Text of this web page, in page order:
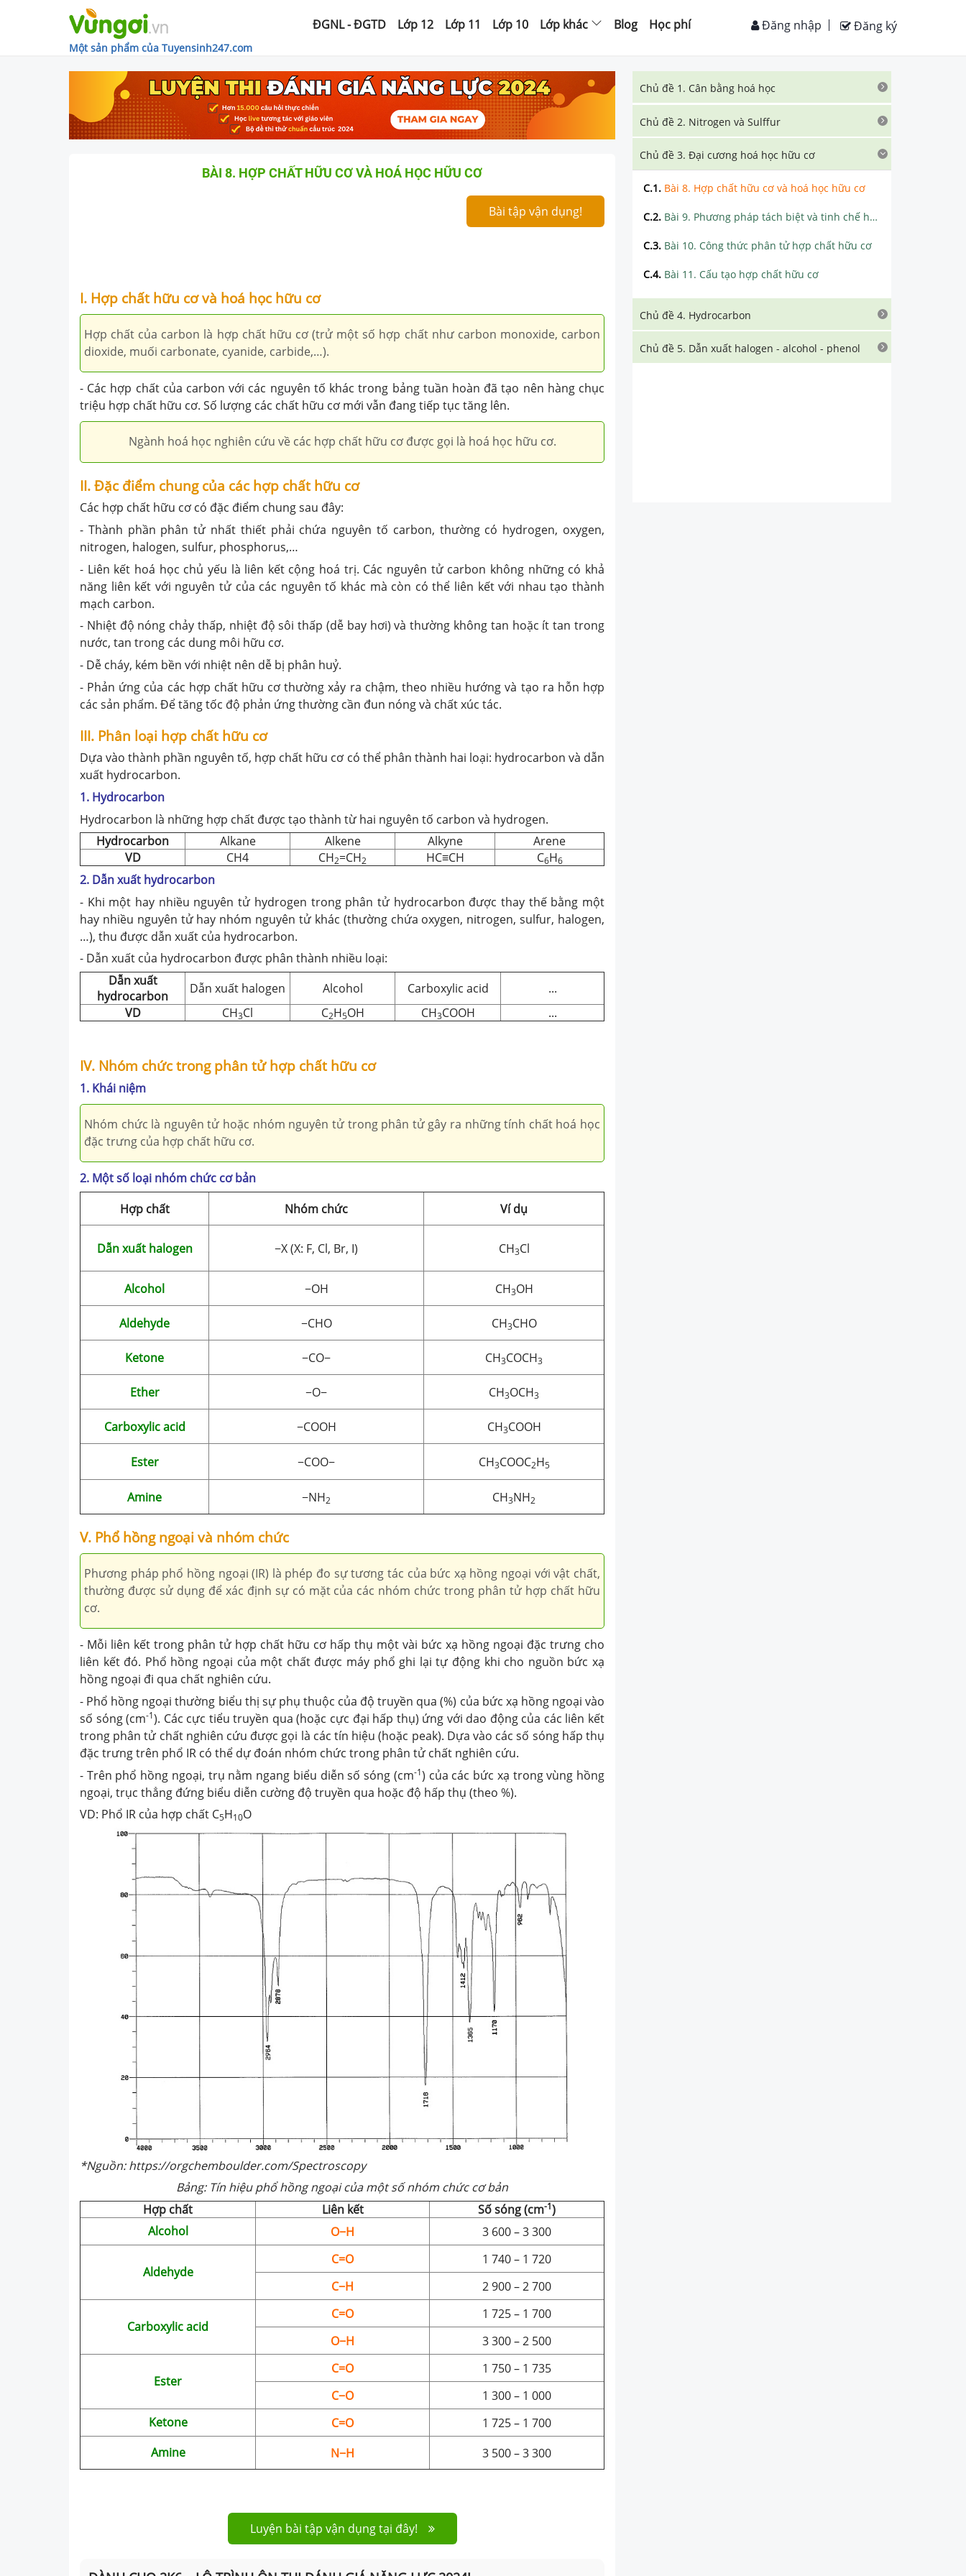
Một sản phẩm của Tuyensinh247.com
ĐGNL - ĐGTD Lớp 12 Lớp 11 Lớp 10 Lớp khác Blog Học phí Đăng ký
Đăng nhập
BÀI 8. HỢP CHẤT HỮU CƠ VÀ HOÁ HỌC HỮU CƠ
Bài tập vận dụng!
I. Hợp chất hữu cơ và hoá học hữu cơ
Hợp chất của carbon là hợp chất hữu cơ (trử một số hợp chất như carbon monoxide, carbon
dioxide, muối carbonate, cyanide, carbide,…).
- Các hợp chất của carbon với các nguyên tố khác trong bảng tuần hoàn đã tạo nên hàng chục
triệu hợp chất hữu cơ. Số lượng các chất hữu cơ mới vẫn đang tiếp tục tăng lên.
Ngành hoá học nghiên cứu về các hợp chất hữu cơ được gọi là hoá học hữu cơ.
II. Đặc điểm chung của các hợp chất hữu cơ
Các hợp chất hữu cơ có đặc điểm chung sau đây:
- Thành phần phân tử nhất thiết phải chứa nguyên tố carbon, thường có hydrogen, oxygen,
nitrogen, halogen, sulfur, phosphorus,…
- Liên kết hoá học chủ yếu là liên kết cộng hoá trị. Các nguyên tử carbon không những có khả
năng liên kết với nguyên tử của các nguyên tố khác mà còn có thể liên kết với nhau tạo thành
mạch carbon.
- Nhiệt độ nóng chảy thấp, nhiệt độ sôi thấp (dễ bay hơi) và thường không tan hoặc ít tan trong
nước, tan trong các dung môi hữu cơ.
- Dễ cháy, kém bền với nhiệt nên dễ bị phân huỷ.
- Phản ứng của các hợp chất hữu cơ thường xảy ra chậm, theo nhiều hướng và tạo ra hỗn hợp
các sản phẩm. Để tăng tốc độ phản ứng thường cần đun nóng và chất xúc tác.
III. Phân loại hợp chất hữu cơ
Dựa vào thành phần nguyên tố, hợp chất hữu cơ có thể phân thành hai loại: hydrocarbon và dẫn
xuất hydrocarbon.
1. Hydrocarbon
Hydrocarbon là những hợp chất được tạo thành từ hai nguyên tố carbon và hydrogen.
Hydrocarbon
Alkane Alkene Alkyne
Arene
VD
CH4 CH2=CH2 HC≡CH C6H6
2. Dẫn xuất hydrocarbon
- Khi một hay nhiều nguyên tử hydrogen trong phân tử hydrocarbon được thay thế bằng một
hay nhiều nguyên tử hay nhóm nguyên tử khác (thường chứa oxygen, nitrogen, sulfur, halogen,
…), thu được dẫn xuất của hydrocarbon.
- Dẫn xuất của hydrocarbon được phân thành nhiều loại:
Dẫn xuất
hydrocarbon
Dẫn xuất halogen Alcohol Carboxylic acid
...
VD
CH3Cl C2H5OH CH3COOH ...
IV. Nhóm chức trong phân tử hợp chất hữu cơ
1. Khái niệm
Nhóm chức là nguyên tử hoặc nhóm nguyên tử trong phân tử gây ra những tính chất hoá học
đặc trưng của hợp chất hữu cơ.
2. Một số loại nhóm chức cơ bản
Hợp chất
Nhóm chức Ví dụ
Dẫn xuất halogen −X (X: F, Cl, Br, I) CH3Cl
Alcohol −OH CH3OH
Aldehyde −CHO CH3CHO
Ketone −CO− CH3COCH3
Ether −O− CH3OCH3
Carboxylic acid −COOH CH3COOH
Ester −COO− CH3COOC2H5
Amine −NH2 CH3NH2
V. Phổ hồng ngoại và nhóm chức
Phương pháp phổ hồng ngoại (IR) là phép đo sự tương tác của bức xạ hồng ngoại với vật chất,
thường được sử dụng để xác định sự có mặt của các nhóm chức trong phân tử hợp chất hữu
cơ.
- Mỗi liên kết trong phân tử hợp chất hữu cơ hấp thụ một vài bức xạ hồng ngoại đặc trưng cho
liên kết đó. Phổ hồng ngoại của một chất được máy phổ ghi lại tự động khi cho nguồn bức xạ
hồng ngoại đi qua chất nghiên cứu.
- Phổ hồng ngoại thường biểu thị sự phụ thuộc của độ truyền qua (%) của bức xạ hồng ngoại vào
số sóng (cm-1). Các cực tiểu truyền qua (hoặc cực đại hấp thụ) ứng với dao động của các liên kết
trong phân tử chất nghiên cứu được gọi là các tín hiệu (hoặc peak). Dựa vào các số sóng hấp thụ
đặc trưng trên phổ IR có thể dự đoán nhóm chức trong phân tử chất nghiên cứu.
- Trên phổ hồng ngoại, trụ nằm ngang biểu diễn số sóng (cm-1) của các bức xạ trong vùng hồng
ngoại, trục thẳng đứng biểu diễn cường độ truyền qua hoặc độ hấp thụ (theo %).
VD: Phổ IR của hợp chất C5H10O
*Nguồn: https://orgchemboulder.com/Spectroscopy
Bảng: Tín hiệu phổ hồng ngoại của một số nhóm chức cơ bản
Hợp chất
Liên kết Số sóng (cm-1)
Alcohol
O−H 3 600 – 3 300
Aldehyde
C=O
1 740 – 1 720
C−H
2 900 – 2 700
Carboxylic acid
C=O
1 725 – 1 700
O−H
3 300 – 2 500
Ester
C=O
1 750 – 1 735
C−O
1 300 – 1 000
Ketone
C=O
1 725 – 1 700
Amine
N−H 3 500 – 3 300
Luyện bài tập vận dụng tại đây!
Chủ đề 1. Cân bằng hoá học
Chủ đề 2. Nitrogen và Sulffur
Chủ đề 3. Đại cương hoá học hữu cơ
C.1. Bài 8. Hợp chất hữu cơ và hoá học hữu cơ
C.2. Bài 9. Phương pháp tách biệt và tinh chế hợp chất hữu cơ
C.3. Bài 10. Công thức phân tử hợp chất hữu cơ
C.4. Bài 11. Cấu tạo hợp chất hữu cơ
Chủ đề 4. Hydrocarbon
Chủ đề 5. Dẫn xuất halogen - alcohol - phenol